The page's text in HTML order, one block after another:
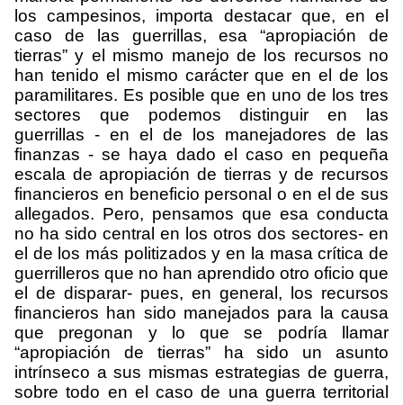
los campesinos, importa destacar que, en el
caso de las guerrillas, esa “apropiación de
tierras” y el mismo manejo de los recursos no
han tenido el mismo carácter que en el de los
paramilitares. Es posible que en uno de los tres
sectores que podemos distinguir en las
guerrillas - en el de los manejadores de las
finanzas - se haya dado el caso en pequeña
escala de apropiación de tierras y de recursos
financieros en beneficio personal o en el de sus
allegados. Pero, pensamos que esa conducta
no ha sido central en los otros dos sectores- en
el de los más politizados y en la masa crítica de
guerrilleros que no han aprendido otro oficio que
el de disparar- pues, en general, los recursos
financieros han sido manejados para la causa
que pregonan y lo que se podría llamar
“apropiación de tierras” ha sido un asunto
intrínseco a sus mismas estrategias de guerra,
sobre todo en el caso de una guerra territorial